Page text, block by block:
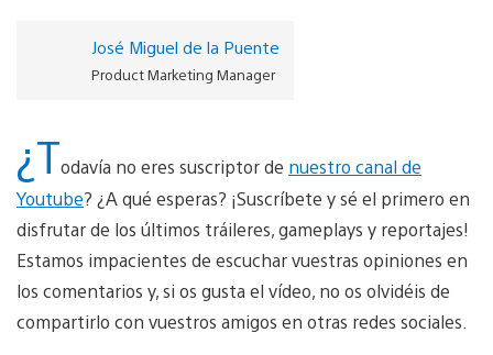
José Miguel de la Puente
Product Marketing Manager
¿Todavía no eres suscriptor de nuestro canal de
Youtube? ¿A qué esperas? ¡Suscríbete y sé el primero en
disfrutar de los últimos tráileres, gameplays y reportajes!
Estamos impacientes de escuchar vuestras opiniones en
los comentarios y, si os gusta el vídeo, no os olvidéis de
compartirlo con vuestros amigos en otras redes sociales.